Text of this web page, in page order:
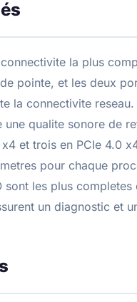
la plus
pointe, et les deux
la connectivite
qualite sonore de
et trois en PCIe 4.0
pour chaque
les plus
un diagnostic et